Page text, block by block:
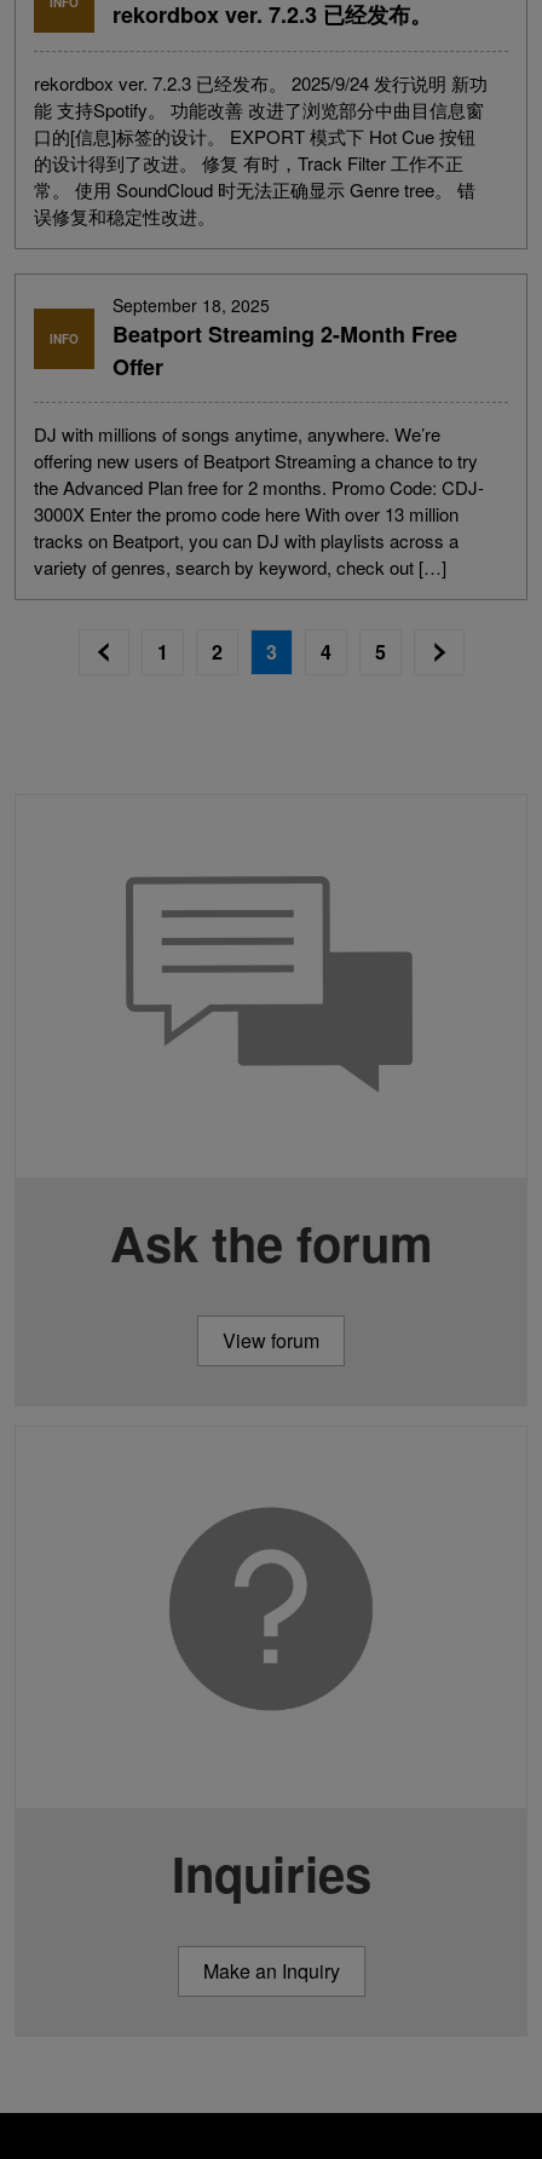
rekordbox ver. 7.2.3 已经发布。
rekordbox ver. 7.2.3 已经发布。 2025/9/24 发行说明 新功
能 支持Spotify。 功能改善 改进了浏览部分中曲目信息窗
口的[信息]标签的设计。 EXPORT 模式下 Hot Cue 按钮
的设计得到了改进。 修复 有时，Track Filter 工作不正
常。 使用 SoundCloud 时无法正确显示 Genre tree。 错
误修复和稳定性改进。
INFO
September 18, 2025
Beatport Streaming 2-Month Free
Offer
DJ with millions of songs anytime, anywhere. We’re
offering new users of Beatport Streaming a chance to try
the Advanced Plan free for 2 months. Promo Code: CDJ-
3000X Enter the promo code here With over 13 million
tracks on Beatport, you can DJ with playlists across a
variety of genres, search by keyword, check out […]
1 2 3 4 5
Ask the forum
View forum
Inquiries
Make an Inquiry